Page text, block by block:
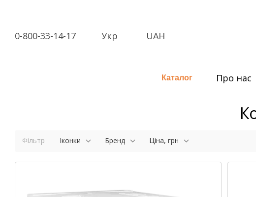
0-800-33-14-17 Укр UAH
Каталог Про нас
Фільтр Іконки Бренд Ціна, грн